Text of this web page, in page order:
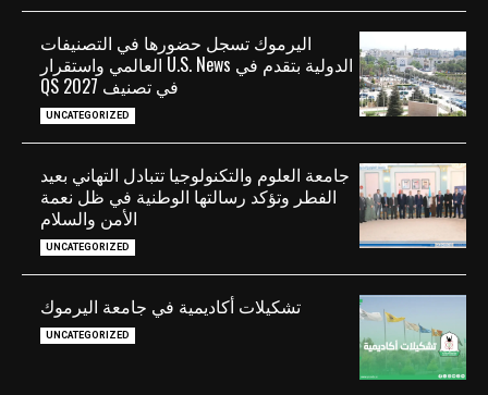
اليرموك تسجل حضورها في التصنيفات
الدولية بتقدم في U.S. News العالمي واستقرار
في تصنيف QS 2027
UNCATEGORIZED
جامعة العلوم والتكنولوجيا تتبادل التهاني بعيد
الفطر وتؤكد رسالتها الوطنية في ظل نعمة
الأمن والسلام
UNCATEGORIZED
تشكيلات أكاديمية في جامعة اليرموك
UNCATEGORIZED